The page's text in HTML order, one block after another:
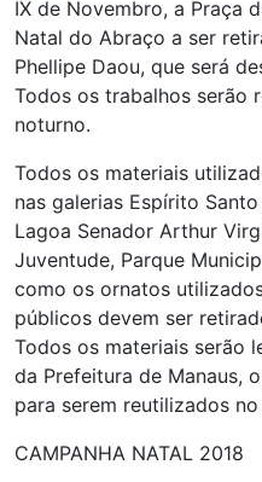
IX de Novembro, a Praça
Natal do Abraço a ser
Phellipe Daou, que será
Todos os trabalhos serão
noturno.
Todos os materiais
nas galerias Espírito
Lagoa Senador Arthur
Juventude, Parque
como os ornatos
públicos devem ser
Todos os materiais serão
da Prefeitura de Manaus,
para serem reutilizados
CAMPANHA NATAL 2018